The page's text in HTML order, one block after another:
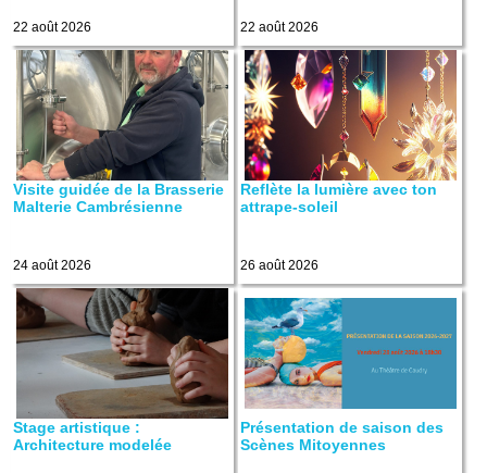
22 août 2026 22 août 2026
Visite guidée de la Brasserie
Malterie Cambrésienne
24 août 2026
Reflète la lumière avec ton
attrape-soleil
26 août 2026
Stage artistique :
Architecture modelée
Présentation de saison des
Scènes Mitoyennes